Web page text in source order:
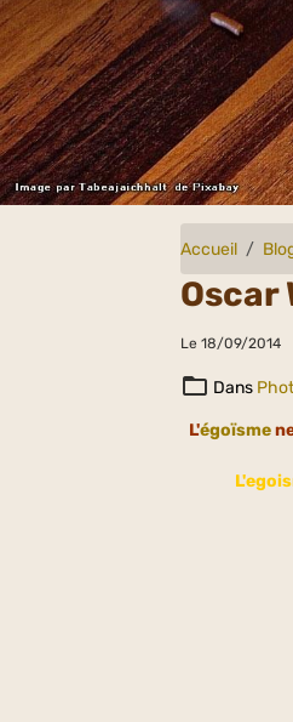
Accueil
Oscar
Le 18/09/2014
Dans
L'égoïsme